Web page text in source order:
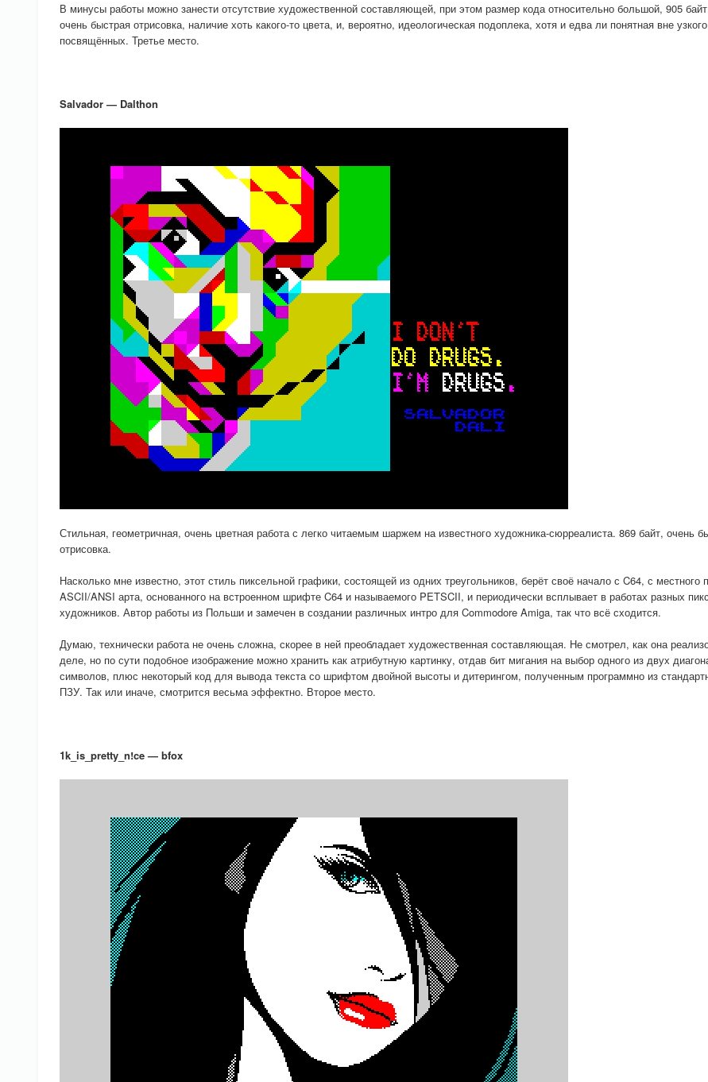
В минусы работы можно занести отсутствие художественной составляющей, при этом размер кода относительно большой, 905
очень быстрая отрисовка, наличие хоть какого-то цвета, и, вероятно, идеологическая подоплека, хотя и едва ли понятная вне
посвящённых. Третье место.
Salvador — Dalthon
Стильная, геометричная, очень цветная работа с легко читаемым шаржем на известного художника-сюрреалиста. 869 байт, очень
отрисовка.
Насколько мне известно, этот стиль пиксельной графики, состоящей из одних треугольников, берёт своё начало с C64, с местного
ASCII/ANSI арта, основанного на встроенном шрифте C64 и называемого PETSCII, и периодически всплывает в работах разных
художников. Автор работы из Польши и замечен в создании различных интро для Commodore Amiga, так что всё сходится.
Думаю, технически работа не очень сложна, скорее в ней преобладает художественная составляющая. Не смотрел, как она
деле, но по сути подобное изображение можно хранить как атрибутную картинку, отдав бит мигания на выбор одного из двух
символов, плюс некоторый код для вывода текста со шрифтом двойной высоты и дитерингом, полученным программно из
ПЗУ. Так или иначе, смотрится весьма эффектно. Второе место.
1k_is_pretty_n!ce — bfox